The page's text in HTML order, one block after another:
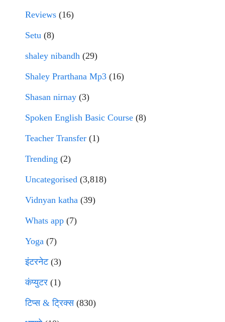
Reviews (16)
Setu (8)
shaley nibandh (29)
Shaley Prarthana Mp3 (16)
Shasan nirnay (3)
Spoken English Basic Course (8)
Teacher Transfer (1)
Trending (2)
Uncategorised (3,818)
Vidnyan katha (39)
Whats app (7)
Yoga (7)
इंटरनेट(3)
कंप्युटर (1)
टिप्स & ट्रिक्स(830)